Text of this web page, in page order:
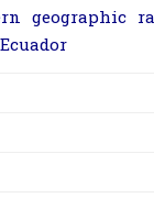
geographic